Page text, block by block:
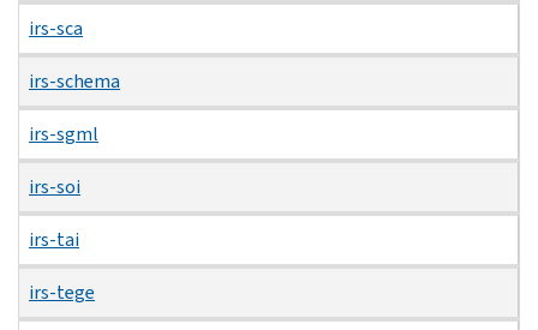
irs-sca
irs-schema
irs-sgml
irs-soi
irs-tai
irs-tege